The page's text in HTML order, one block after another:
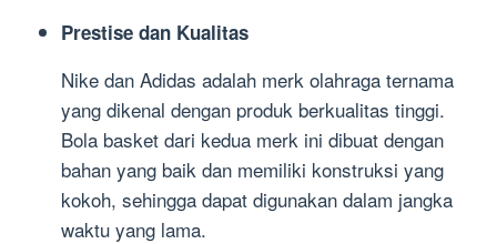
Prestise dan Kualitas
Nike dan Adidas adalah merk olahraga ternama
yang dikenal dengan produk berkualitas tinggi.
Bola basket dari kedua merk ini dibuat dengan
bahan yang baik dan memiliki konstruksi yang
kokoh, sehingga dapat digunakan dalam jangka
waktu yang lama.